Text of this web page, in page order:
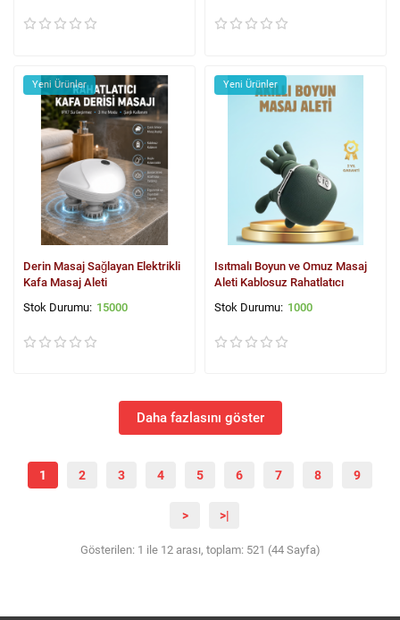
Yeni Ürünler
Derin Masaj Sağlayan Elektrikli
Kafa Masaj Aleti
15000
Yeni Ürünler
Isıtmalı Boyun ve Omuz Masaj
Aleti Kablosuz Rahatlatıcı
1000
Daha fazlasını göster
1 2 3 4 5 6 7 8 9
> >|
Gösterilen: 1 ile 12 arası, toplam: 521 (44 Sayfa)